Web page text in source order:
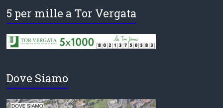
5 per mille a Tor Vergata
Dove Siamo